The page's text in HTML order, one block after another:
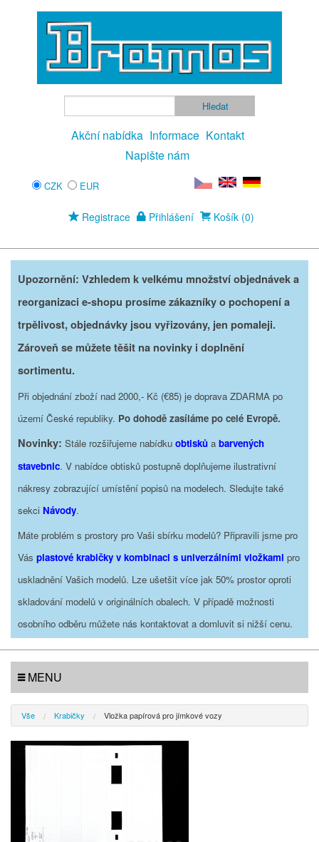
Akční nabídka Informace Kontakt
Napište nám
CZK EUR
Registrace Přihlášení Košík (0)
Upozornění: Vzhledem k velkému množství objednávek a
reorganizaci e-shopu prosíme zákazníky o pochopení a
trpělivost, objednávky jsou vyřizovány, jen pomaleji.
Zároveň se můžete těšit na novinky i doplnění
sortimentu.
Při objednání zboží nad 2000,- Kč (€85) je doprava ZDARMA po
území České republiky. Po dohodě zasíláme po celé Evropě.
Novinky: Stále rozšiřujeme nabídku obtisků a barvených
stavebnic. V nabídce obtisků postupně doplňujeme ilustrativní
nákresy zobrazující umístění popisů na modelech. Sledujte také
sekci Návody.
Máte problém s prostory pro Vaši sbírku modelů? Připravili jsme pro
Vás plastové krabičky v kombinaci s univerzálními vložkami pro
uskladnění Vašich modelů. Lze ušetšit více jak 50% prostor oproti
skladování modelů v originálních obalech. V případě možnosti
osobního odběru můžete nás kontaktovat a domluvit si nižší cenu.
MENU
Vše Krabičky Vložka papírová pro jímkové vozy